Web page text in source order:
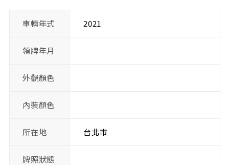
車輛年式 2021
領牌年月
外觀顏色
內裝顏色
所在地 台北市
牌照狀態